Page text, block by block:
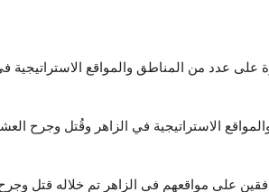
على عدد من المناطق والمواقع الاستراتيجية
الاستراتيجية في الزاهر وقُتل وجرح
على مواقعهم في الزاهر تم خلاله قتل